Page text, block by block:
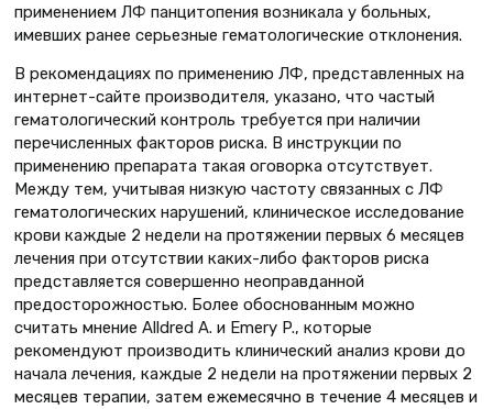
применением ЛФ панцитопения возникала у больных,
имевших ранее серьезные гематологические отклонения.
В рекомендациях по применению ЛФ, представленных на
интернет-сайте производителя, указано, что частый
гематологический контроль требуется при наличии
перечисленных факторов риска. В инструкции по
применению препарата такая оговорка отсутствует.
Между тем, учитывая низкую частоту связанных с ЛФ
гематологических нарушений, клиническое исследование
крови каждые 2 недели на протяжении первых 6 месяцев
лечения при отсутствии каких-либо факторов риска
представляется совершенно неоправданной
предосторожностью. Более обоснованным можно
считать мнение Alldred A. и Emery P., которые
рекомендуют производить клинический анализ крови до
начала лечения, каждые 2 недели на протяжении первых 2
месяцев терапии, затем ежемесячно в течение 4 месяцев и